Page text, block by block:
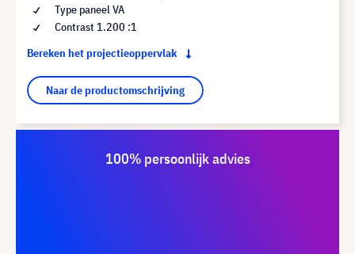
Type paneel VA
Contrast 1.200 :1
Bereken het projectieoppervlak
Naar de productomschrijving
100% persoonlijk advies